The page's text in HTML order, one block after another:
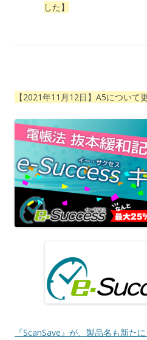
した】
【2021年11月12日】A5について
『ScanSave』が、製品名も新た